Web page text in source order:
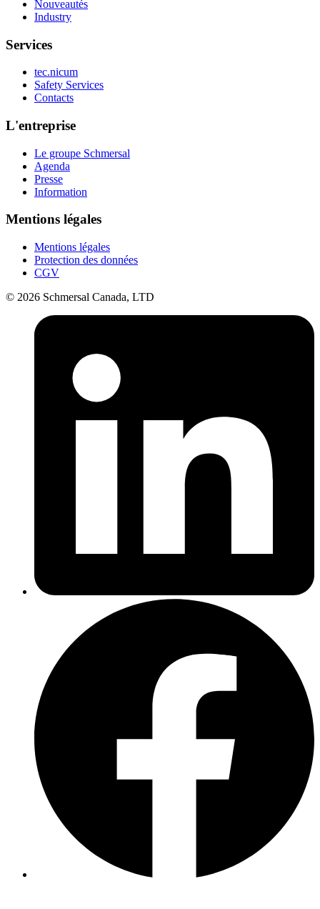
Nouveautés
Industry
Services
tec.nicum
Safety Services
Contacts
L'entreprise
Le groupe Schmersal
Agenda
Presse
Information
Mentions légales
Mentions légales
Protection des données
CGV
© 2026 Schmersal Canada, LTD